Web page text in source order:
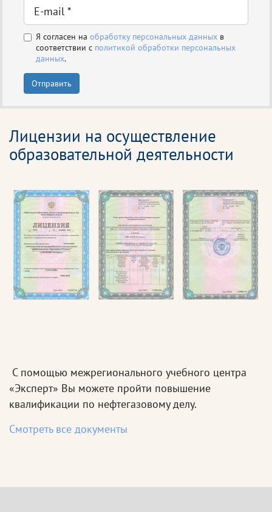
Я согласен на обработку персональных данных в
соответствии с политикой обработки персональных
данных.
Отправить
Лицензии на осуществление
образовательной деятельности
С помощью межрегионального учебного центра
«Эксперт» Вы можете пройти повышение
квалификации по нефтегазовому делу.
Смотреть все документы